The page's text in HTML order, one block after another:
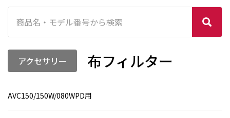
アクセサリー 布フィルター
AVC150/150W/080WPD用